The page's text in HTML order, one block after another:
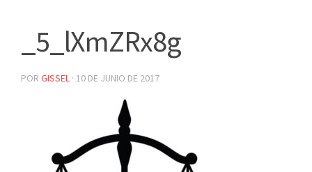
_5_lXmZRx8g
POR GISSEL · 10 DE JUNIO DE 2017